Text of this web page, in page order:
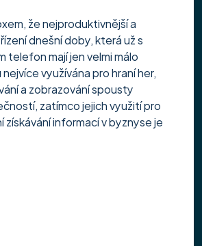
že nejproduktivnější a
dnešní doby, která už s
telefon mají jen velmi málo
využívána pro hraní her,
a zobrazování spousty
zatímco jejich využití pro
informací v byznyse je